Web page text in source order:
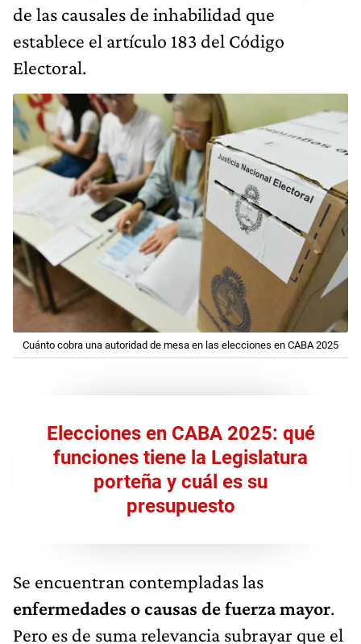
de las causales de inhabilidad que
establece el artículo 183 del Código
Electoral.
Cuánto cobra una autoridad de mesa en las elecciones en CABA 2025
Elecciones en CABA 2025: qué
funciones tiene la Legislatura
porteña y cuál es su
presupuesto
Se encuentran contempladas las
enfermedades o causas de fuerza mayor.
Pero es de suma relevancia subrayar que el